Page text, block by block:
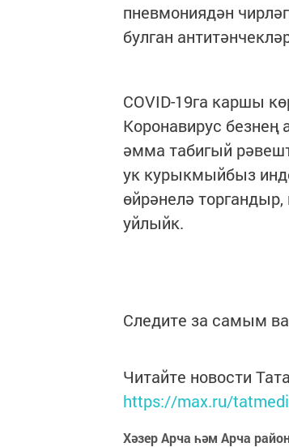
пневмониядән
булган
COVID-19га каршы
Коронавирус безнең
әмма табигый
ук курыкмыйбыз
өйрәнелә
уйлыйк.
Следите за самым
Читайте новости
https://max.ru/
Хәзер Арча һәм Арча